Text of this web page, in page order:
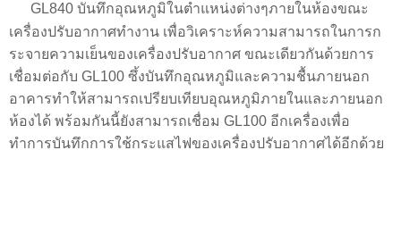
GL840 บันทึกอุณหภูมิในตำแหน่งต่างๆภายในห้องขณะ
เครื่องปรับอากาศทำงาน เพื่อวิเคราะห์ความสามารถในการก
ระจายความเย็นของเครื่องปรับอากาศ ขณะเดียวกันด้วยการ
เชื่อมต่อกับ GL100 ซึ้งบันทึกอุณหภูมิและความชื้นภายนอก
อาคารทำให้สามารถเปรียบเทียบอุณหภูมิภายในและภายนอก
ห้องได้ พร้อมกันนี้ยังสามารถเชื่อม GL100 อีกเครื่องเพื่อ
ทำการบันทึกการใช้กระแสไฟของเครื่องปรับอากาศได้อีกด้วย